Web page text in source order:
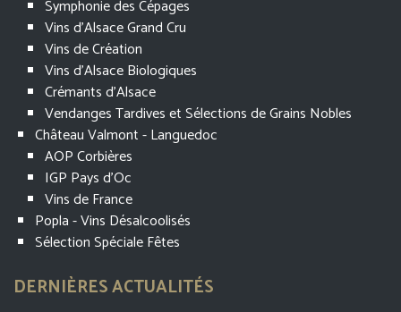
Symphonie des Cépages
Vins d'Alsace Grand Cru
Vins de Création
Vins d'Alsace Biologiques
Crémants d'Alsace
Vendanges Tardives et Sélections de Grains Nobles
Château Valmont - Languedoc
AOP Corbières
IGP Pays d'Oc
Vins de France
Popla - Vins Désalcoolisés
Sélection Spéciale Fêtes
DERNIÈRES ACTUALITÉS